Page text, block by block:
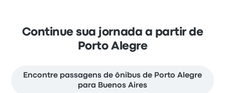
Continue sua jornada a partir de
Porto Alegre
Encontre passagens de ônibus de Porto Alegre
para Buenos Aires